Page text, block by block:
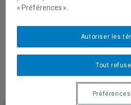
Informations
« Préférences ».
Tout
Autoriser les
Préférences